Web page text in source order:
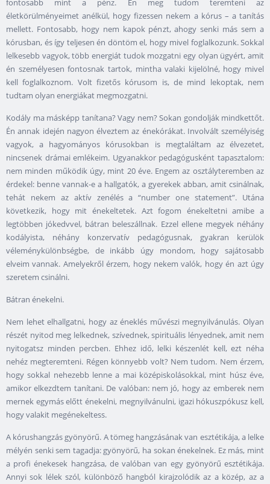
fontosabb mint a pénz. Én meg tudom teremteni az
életkörülményeimet anélkül, hogy fizessen nekem a kórus – a tanítás
mellett. Fontosabb, hogy nem kapok pénzt, ahogy senki más sem a
kórusban, és így teljesen én döntöm el, hogy mivel foglalkozunk. Sokkal
lelkesebb vagyok, több energiát tudok mozgatni egy olyan ügyért, amit
én személyesen fontosnak tartok, mintha valaki kijelölné, hogy mivel
kell foglalkoznom. Volt fizetős kórusom is, de mind lekoptak, nem
tudtam olyan energiákat megmozgatni.
Kodály ma másképp tanítana? Vagy nem? Sokan gondolják mindkettőt.
Én annak idején nagyon élveztem az énekórákat. Involvált személyiség
vagyok, a hagyományos kórusokban is megtaláltam az élvezetet,
nincsenek drámai emlékeim. Ugyanakkor pedagógusként tapasztalom:
nem minden működik úgy, mint 20 éve. Engem az osztályteremben az
érdekel: benne vannak-e a hallgatók, a gyerekek abban, amit csinálnak,
tehát nekem az aktív zenélés a “number one statement”. Utána
következik, hogy mit énekeltetek. Azt fogom énekeltetni amibe a
legtöbben jókedvvel, bátran beleszállnak. Ezzel ellene megyek néhány
kodályista, néhány konzervatív pedagógusnak, gyakran kerülök
véleménykülönbségbe, de inkább úgy mondom, hogy sajátosabb
elveim vannak. Amelyekről érzem, hogy nekem valók, hogy én azt úgy
szeretem csinálni.
Bátran énekelni.
Nem lehet elhallgatni, hogy az éneklés művészi megnyilvánulás. Olyan
részét nyitod meg lelkednek, szívednek, spirituális lényednek, amit nem
nyitogatsz minden percben. Ehhez idő, lelki készenlét kell, ezt néha
nehéz megteremteni. Régen könnyebb volt? Nem tudom. Nem érzem,
hogy sokkal nehezebb lenne a mai középiskolásokkal, mint húsz éve,
amikor elkezdtem tanítani. De valóban: nem jó, hogy az emberek nem
mernek egymás előtt énekelni, megnyilvánulni, igazi hókuszpókusz kell,
hogy valakit megénekeltess.
A kórushangzás gyönyörű. A tömeg hangzásának van esztétikája, a lelke
mélyén senki sem tagadja: gyönyörű, ha sokan énekelnek. Ez más, mint
a profi énekesek hangzása, de valóban van egy gyönyörű esztétikája.
Annyi sok lélek szól, különböző hangból kirajzolódik az a közép, az a